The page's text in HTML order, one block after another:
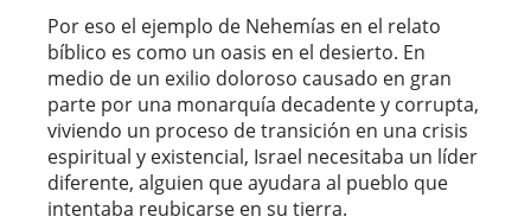
Por eso el ejemplo de Nehemías en el relato
bíblico es como un oasis en el desierto. En
medio de un exilio doloroso causado en gran
parte por una monarquía decadente y corrupta,
viviendo un proceso de transición en una crisis
espiritual y existencial, Israel necesitaba un líder
diferente, alguien que ayudara al pueblo que
intentaba reubicarse en su tierra.